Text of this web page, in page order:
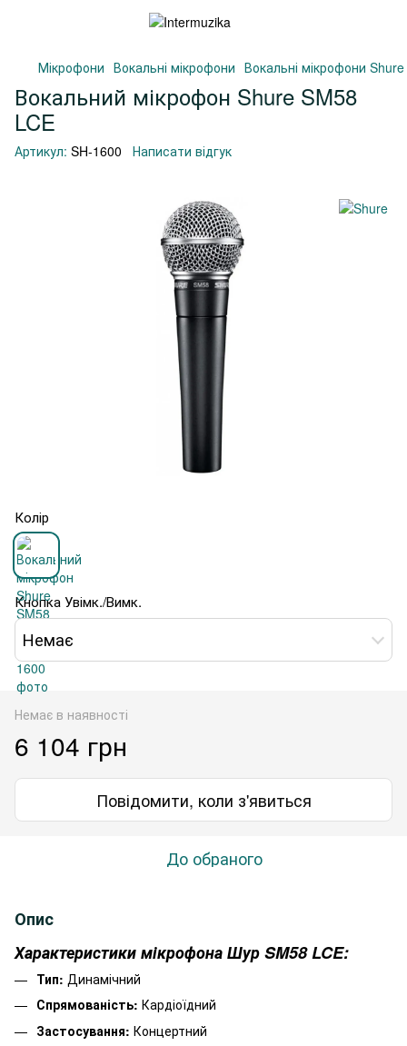
Мікрофони Вокальні мікрофони Вокальні мікрофони Shure
Вокальний мікрофон Shure SM58
LCE
Артикул: SH-1600 Написати відгук
Колір
Кнопка Увімк./Вимк.
Немає
Немає в наявності
6 104 грн
Повідомити, коли з'явиться
До обраного
Опис
Характеристики мікрофона Шур SM58 LCE:
Тип: Динамічний
Спрямованість: Кардіоїдний
Застосування: Концертний